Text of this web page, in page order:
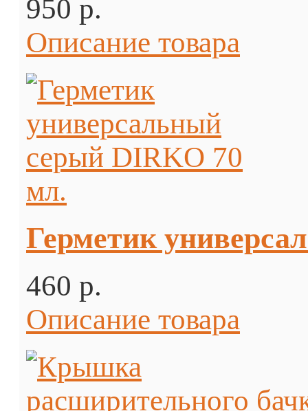
950 p.
Описание товара
Герметик
460 p.
Описание товара